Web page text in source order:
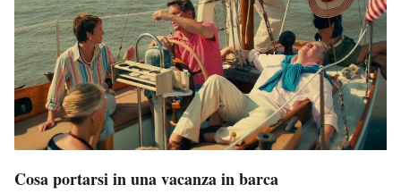
CALENDARIO
AREA PERSONALE
Area Personale
Notifiche mobile
Cosa portarsi in una vacanza in barca